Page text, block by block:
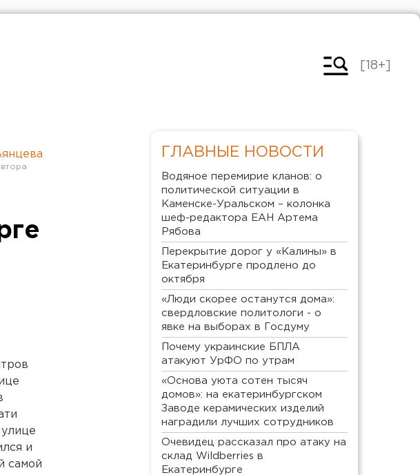
[18+]
и
самой
ГЛАВНЫЕ НОВОСТИ
Водяное перемирие кланов: о
политической ситуации в
Каменске-Уральском – колонка
шеф-редактора ЕАН Артема
Рябова
Перекрытие дорог у «Калины» в
Екатеринбурге продлено до
октября
«Люди скорее останутся дома»:
свердловские политологи - о
явке на выборах в Госдуму
Почему украинские БПЛА
атакуют УрФО по утрам
«Основа уюта сотен тысяч
домов»: на екатеринбургском
Заводе керамических изделий
наградили лучших сотрудников
Очевидец рассказал про атаку на
склад Wildberries в
Екатеринбурге